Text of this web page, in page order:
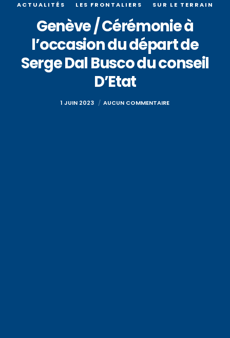
ACTUALITÉS LES FRONTALIERS SUR LE TERRAIN
Genève / Cérémonie à
l’occasion du départ de
Serge Dal Busco du conseil
D’Etat
1 JUIN 2023 AUCUN COMMENTAIRE